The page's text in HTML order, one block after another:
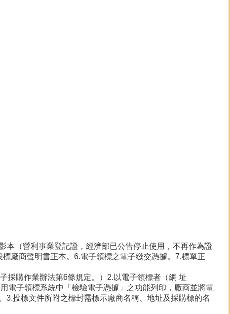
本（營利事業登記證，經濟部已公告停止使用，不再作為證
廠商聲明書正本。6.電子領標之電子繳交憑據。7.標單正
採購作業辦法第6條規定。）2.以電子領標者（網 址
電子領標系統中「檢驗電子憑據」之功能列印，廠商並將電
投標文件所附之標封需標示廠商名稱、地址及採購標的名